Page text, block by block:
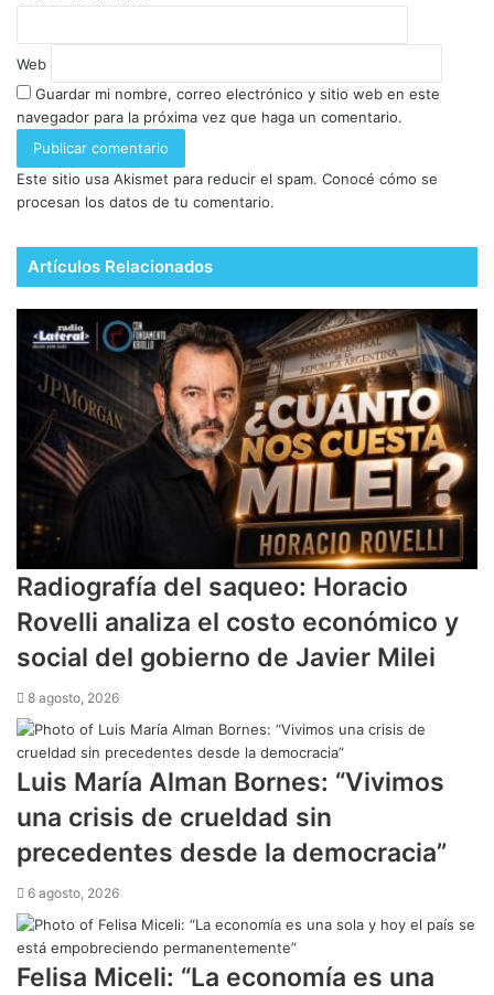
Web
Guardar mi nombre, correo electrónico y sitio web en este
navegador para la próxima vez que haga un comentario.
Este sitio usa Akismet para reducir el spam. Conocé cómo se
procesan los datos de tu comentario.
Artículos Relacionados
Radiografía del saqueo: Horacio
Rovelli analiza el costo económico y
social del gobierno de Javier Milei
8 agosto, 2026
Luis María Alman Bornes: “Vivimos
una crisis de crueldad sin
precedentes desde la democracia”
6 agosto, 2026
Felisa Miceli: “La economía es una